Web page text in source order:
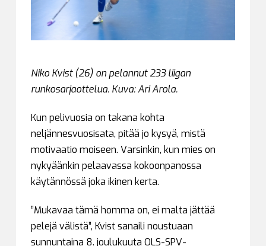
Niko Kvist (26) on pelannut 233 liigan
runkosarjaottelua. Kuva: Ari Arola.
Kun pelivuosia on takana kohta
neljännesvuosisata, pitää jo kysyä, mistä
motivaatio moiseen. Varsinkin, kun mies on
nykyäänkin pelaavassa kokoonpanossa
käytännössä joka ikinen kerta.
”Mukavaa tämä homma on, ei malta jättää
pelejä välistä”, Kvist sanaili noustuaan
sunnuntaina 8. joulukuuta OLS-SPV-